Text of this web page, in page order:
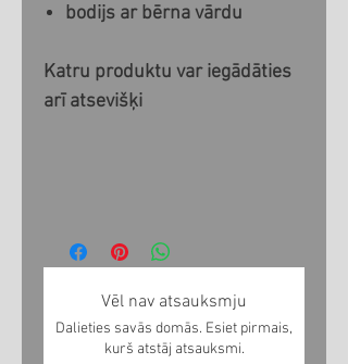
bodijs ar bērna vārdu
Katru produktu var iegādāties
arī atsevišķi
Vēl nav atsauksmju
Dalieties savās domās. Esiet pirmais,
kurš atstāj atsauksmi.